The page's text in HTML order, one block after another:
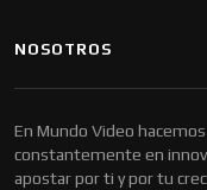
NOSOTROS
En Mundo Video
constantemente en
apostar por ti y por tu